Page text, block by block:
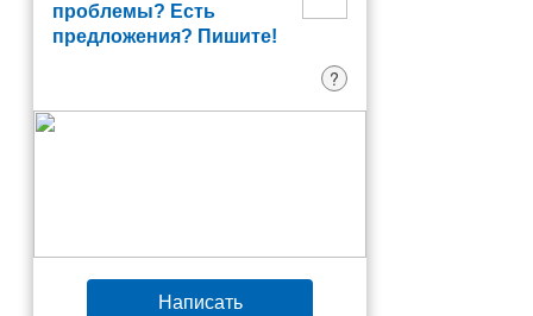
проблемы? Есть
предложения? Пишите!
?
Написать